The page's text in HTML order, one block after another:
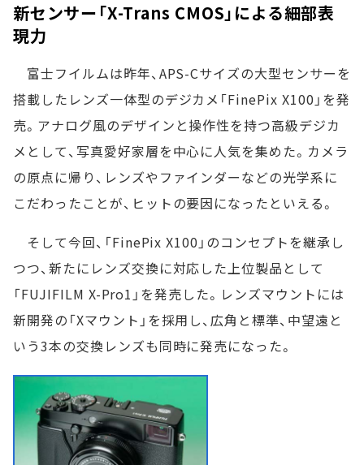
新センサー「X-Trans CMOS」による細部表
現力
富士フイルムは昨年、APS-Cサイズの大型センサーを
搭載したレンズ一体型のデジカメ「FinePix X100」を発
売。アナログ風のデザインと操作性を持つ高級デジカ
メとして、写真愛好家層を中心に人気を集めた。カメラ
の原点に帰り、レンズやファインダーなどの光学系に
こだわったことが、ヒットの要因になったといえる。
そして今回、「FinePix X100」のコンセプトを継承し
つつ、新たにレンズ交換に対応した上位製品として
「FUJIFILM X-Pro1」を発売した。レンズマウントには
新開発の「Xマウント」を採用し、広角と標準、中望遠と
いう3本の交換レンズも同時に発売になった。